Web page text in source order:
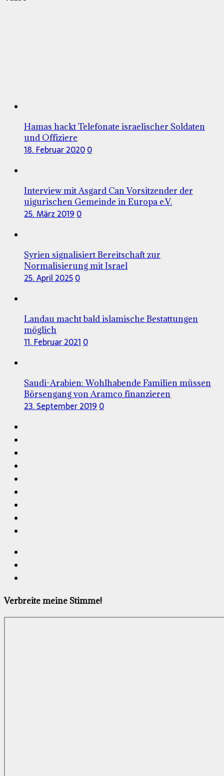
Hamas hackt Telefonate israelischer Soldaten
und Offiziere
18. Februar 20200
Interview mit Asgard Can Vorsitzender der
uigurischen Gemeinde in Europa e.V.
25. März 2019 0
Syrien signalisiert Bereitschaft zur
Normalisierung mit Israel
25. April 20250
Landau macht bald islamische Bestattungen
möglich
11. Februar 2021 0
Saudi-Arabien: Wohlhabende Familien müssen
Börsengang von Aramco finanzieren
23. September 2019 0
Verbreite meine Stimme!